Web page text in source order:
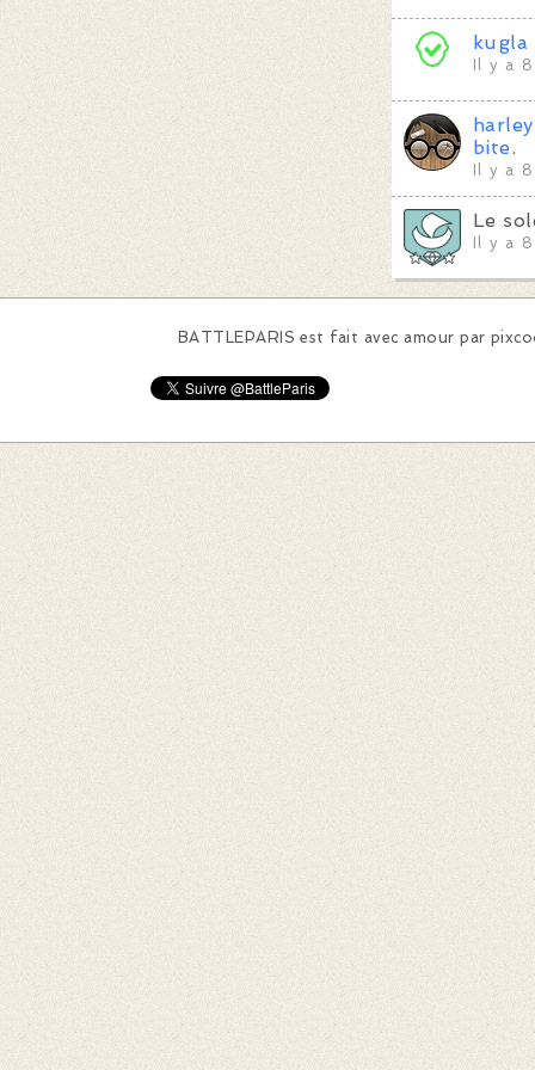
kugla
Il y a
bite.
Il y a
Le
Il y a
BATTLEPARIS est fait avec amour par